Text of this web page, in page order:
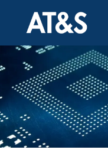
容
解决方案
产品
技术